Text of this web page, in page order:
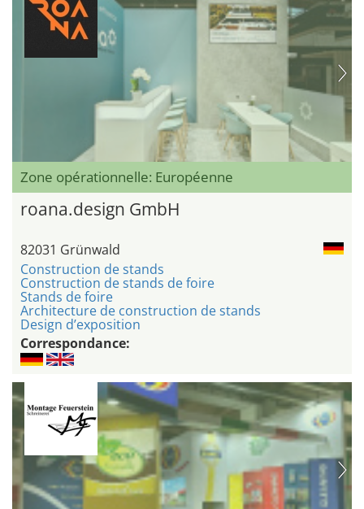
Zone opérationnelle: Européenne
roana.design GmbH
82031 Grünwald
Construction de stands
Construction de stands de foire
Stands de foire
Architecture de construction de stands
Design d’exposition
Correspondance: